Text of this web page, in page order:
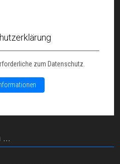
zum Datenschutz.
...